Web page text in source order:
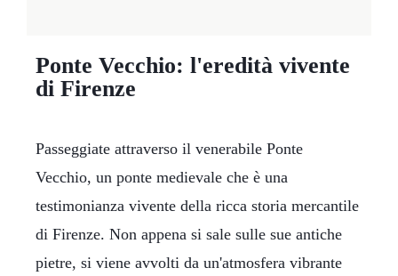
Ponte Vecchio: l'eredità vivente
di Firenze
Passeggiate attraverso il venerabile Ponte
Vecchio, un ponte medievale che è una
testimonianza vivente della ricca storia mercantile
di Firenze. Non appena si sale sulle sue antiche
pietre, si viene avvolti da un'atmosfera vibrante